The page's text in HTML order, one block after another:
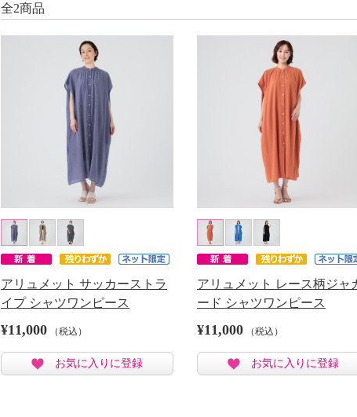
全2商品
アリュメット サッカーストラ
イプ シャツワンピース
¥11,000 （税込）
お気に入りに登録
アリュメット レース柄ジャ
ード シャツワンピース
¥11,000 （税込）
お気に入りに登録